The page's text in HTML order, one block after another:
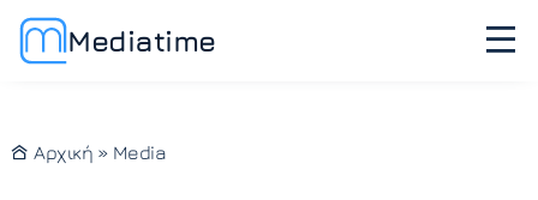
Mediatime
Αρχική » Media